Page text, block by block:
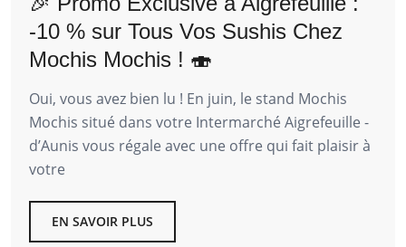
-10 % sur Tous Vos Sushis Chez
Mochis Mochis ! 🍣
Oui, vous avez bien lu ! En juin, le stand Mochis
Mochis situé dans votre Intermarché Aigrefeuille -
d’Aunis vous régale avec une offre qui fait plaisir à
votre
EN SAVOIR PLUS